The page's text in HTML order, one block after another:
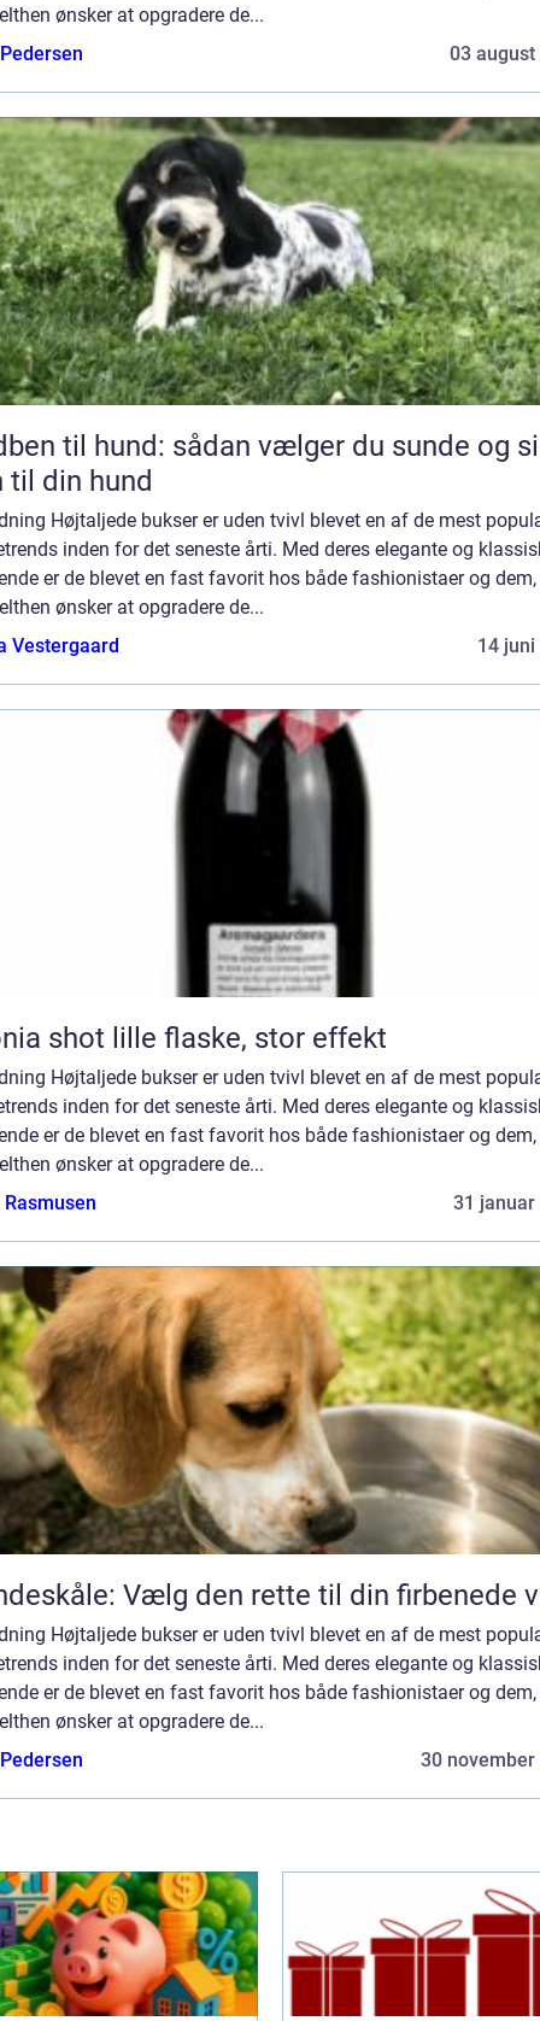
ønsker at opgradere de...
03 august
sådan vælger du sunde og sikre
til din hund
Højtaljede bukser er uden tvivl blevet en af de mest
inden for det seneste årti. Med deres elegante og
er de blevet en fast favorit hos både fashionistaer og dem,
ønsker at opgradere de...
Vestergaard
14 juni
Aronia shot lille flaske, stor effekt
Højtaljede bukser er uden tvivl blevet en af de mest
inden for det seneste årti. Med deres elegante og
er de blevet en fast favorit hos både fashionistaer og dem,
ønsker at opgradere de...
31 januar
Vælg den rette til din firbenede
Højtaljede bukser er uden tvivl blevet en af de mest
inden for det seneste årti. Med deres elegante og
er de blevet en fast favorit hos både fashionistaer og dem,
ønsker at opgradere de...
30 november